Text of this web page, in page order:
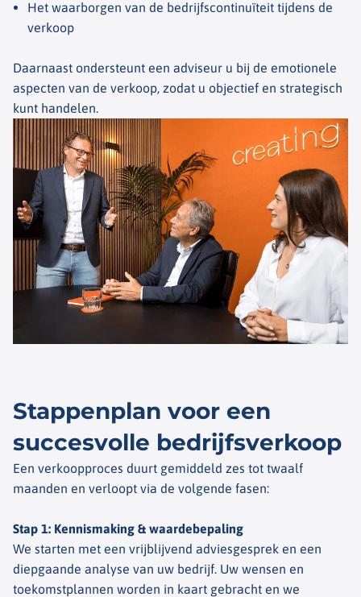
Het waarborgen van de bedrijfscontinuïteit tijdens de
verkoop
Daarnaast ondersteunt een adviseur u bij de emotionele
aspecten van de verkoop, zodat u objectief en strategisch
kunt handelen.
Stappenplan voor een
succesvolle bedrijfsverkoop
Een verkoopproces duurt gemiddeld zes tot twaalf
maanden en verloopt via de volgende fasen:
Stap 1: Kennismaking & waardebepaling
We starten met een vrijblijvend adviesgesprek en een
diepgaande analyse van uw bedrijf. Uw wensen en
toekomstplannen worden in kaart gebracht en we